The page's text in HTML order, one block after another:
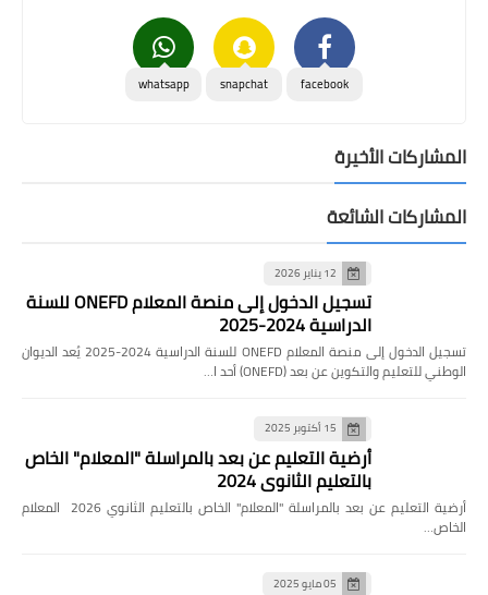
facebook
snapchat
whatsapp
المشاركات الأخيرة
المشاركات الشائعة
12 يناير 2026
تسجيل الدخول إلى منصة المعلام ONEFD للسنة
الدراسية 2024-2025
تسجيل الدخول إلى منصة المعلام ONEFD للسنة الدراسية 2024-2025 يُعد الديوان
الوطني للتعليم والتكوين عن بعد (ONEFD) أحد ا…
15 أكتوبر 2025
أرضية التعليم عن بعد بالمراسلة "المعلام" الخاص
بالتعليم الثانوي 2024
أرضية التعليم عن بعد بالمراسلة "المعلام" الخاص بالتعليم الثانوي 2026 المعلام
الخاص…
05 مايو 2025